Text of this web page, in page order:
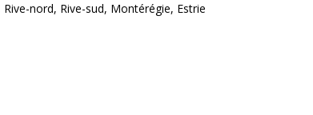
nord, Rive-sud, Montérégie, Estrie